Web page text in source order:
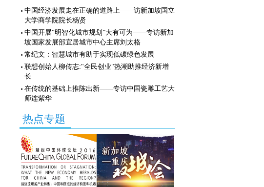
中国经济发展走在正确的道路上——访新加坡国立
大学商学院院长杨贤
中国开展“明智化城市规划”大有可为——专访新加
坡国家发展部宜居城市中心主席刘太格
常纪文：智慧城市有助于实现低碳绿色发展
联想创始人柳传志:"全民创业"热潮助推经济新增
长
在传统的基础上推陈出新——专访中国瓷雕工艺大
师连紫华
热点专题